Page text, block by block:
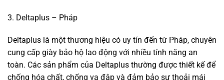
3. Deltaplus – Pháp
Deltaplus là một thương hiệu có uy tín đến từ Pháp, chuyên
cung cấp giày bảo hộ lao động với nhiều tính năng an
toàn. Các sản phẩm của Deltaplus thường được thiết kế để
chống hóa chất, chống va đập và đảm bảo sự thoải mái